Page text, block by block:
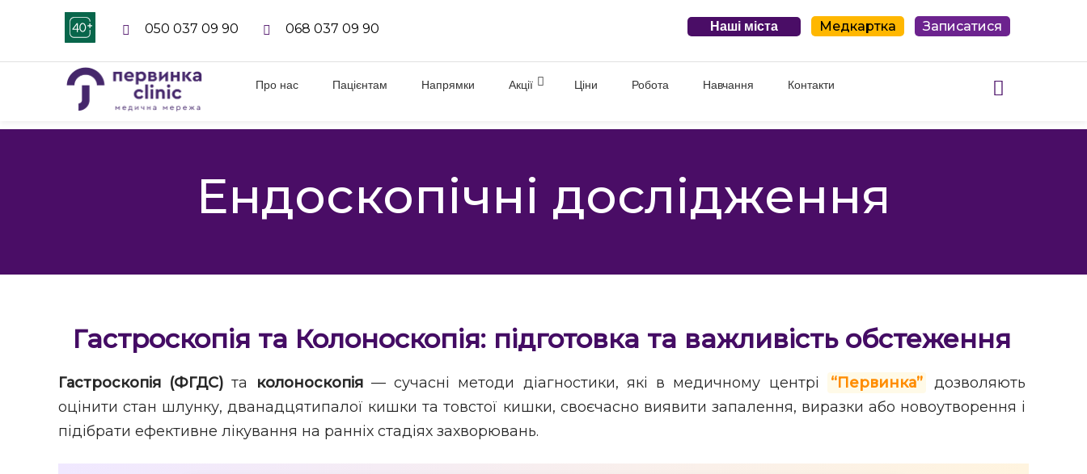
050 037 09 90 068 037 09 90 Наші міста Медкартка Записатися
Про нас Пацієнтам Напрямки Акції Ціни Робота Навчання Контакти
Ендоскопічні дослідження
Гастроскопія та Колоноскопія: підготовка та важливість обстеження
Гастроскопія (ФГДС) та колоноскопія— сучасні методи діагностики, які в медичному центрі “Первинка”
дозволяють
оцінити стан шлунку, дванадцятипалої кишки та товстої кишки, своєчасно виявити запалення, виразки або новоутворення і
підібрати ефективне лікування на ранніх стадіях захворювань.